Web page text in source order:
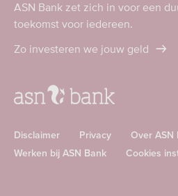
ASN Bank zet zich in voor een
toekomst voor iedereen.
Zo investeren we jouw geld
Disclaimer Privacy
Over ASN
Werken bij ASN Bank
Cookies